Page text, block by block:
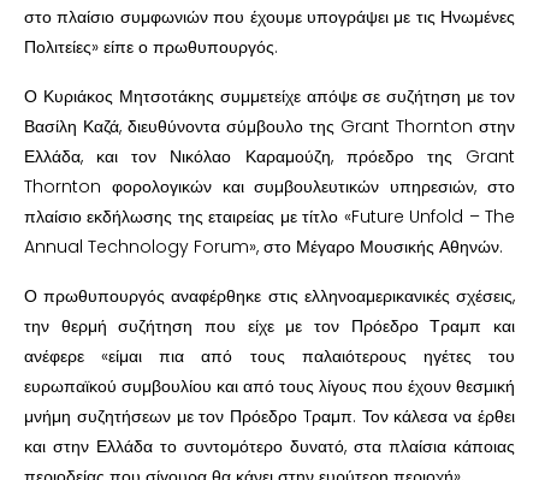
στο πλαίσιο συμφωνιών που έχουμε υπογράψει με τις Ηνωμένες
Πολιτείες» είπε ο πρωθυπουργός.
Ο Κυριάκος Μητσοτάκης συμμετείχε απόψε σε συζήτηση με τον
Βασίλη Καζά, διευθύνοντα σύμβουλο της Grant Thornton στην
Ελλάδα, και τον Νικόλαο Καραμούζη, πρόεδρο της Grant
Thornton φορολογικών και συμβουλευτικών υπηρεσιών, στο
πλαίσιο εκδήλωσης της εταιρείας με τίτλο «Future Unfold – The
Annual Technology Forum», στο Μέγαρο Μουσικής Αθηνών.
Ο πρωθυπουργός αναφέρθηκε στις ελληνοαμερικανικές σχέσεις,
την θερμή συζήτηση που είχε με τον Πρόεδρο Τραμπ και
ανέφερε «είμαι πια από τους παλαιότερους ηγέτες του
ευρωπαϊκού συμβουλίου και από τους λίγους που έχουν θεσμική
μνήμη συζητήσεων με τον Πρόεδρο Tραμπ. Τον κάλεσα να έρθει
και στην Ελλάδα το συντομότερο δυνατό, στα πλαίσια κάποιας